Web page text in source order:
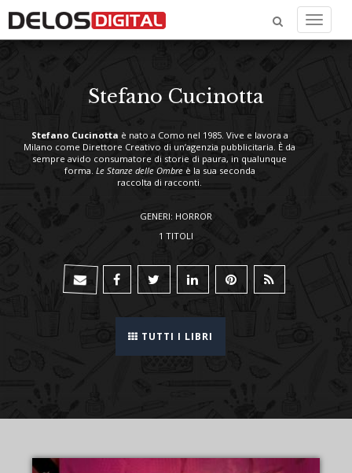
Menu
Stefano Cucinotta
Stefano Cucinotta è nato a Como nel 1985. Vive e lavora a
Milano come Direttore Creativo di un’agenzia pubblicitaria. È da
sempre avido consumatore di storie di paura, in qualunque
forma. Le Stanze delle Ombreè la sua seconda
raccolta di racconti.
GENERI: HORROR
1 TITOLI
TUTTI I LIBRI